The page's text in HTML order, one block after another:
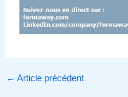
← Article précédent